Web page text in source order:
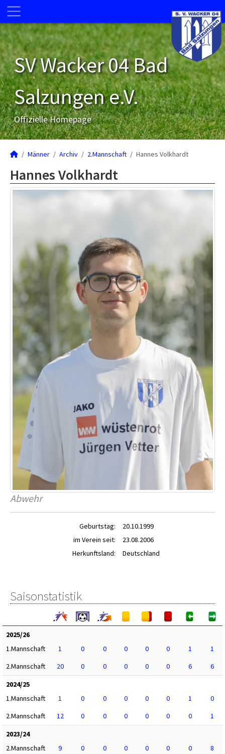
SV Wacker 04 Bad
Salzungen e.V.
Offizielle Homepage
Männer Archiv 2.Mannschaft Hannes Volkhardt
Hannes Volkhardt
Abwehr
Geburtstag:
20.10.1999
im Verein seit:
23.08.2006
Herkunftsland:
Deutschland
Saisonstatistik
2025/26
1.Mannschaft
1 0 0 0 0 0 1
1
2.Mannschaft
20 0 0 0 0 0 6
6
2024/25
1.Mannschaft
1 0 0 0 0 0 1
0
2.Mannschaft
12 0 0 0 0 0 0
1
2023/24
2.Mannschaft
9 0 0 0 0 0 0
8